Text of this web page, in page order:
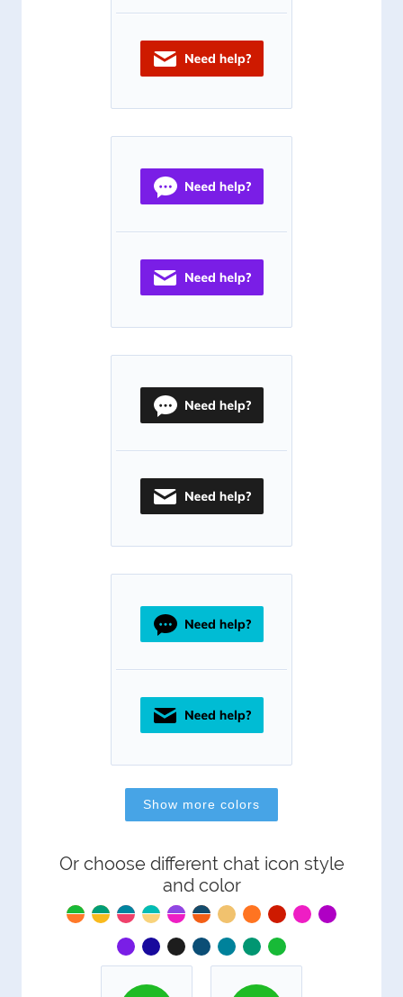
Or choose different chat icon style
and color